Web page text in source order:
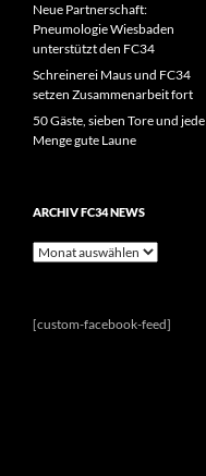
Neue Partnerschaft:
Pneumologie Wiesbaden
unterstützt den FC34
Schreinerei Maus und FC34
setzen Zusammenarbeit fort
50 Gäste, sieben Tore und jede
Menge gute Laune
ARCHIV FC34 NEWS
Archiv
[custom-facebook-feed]